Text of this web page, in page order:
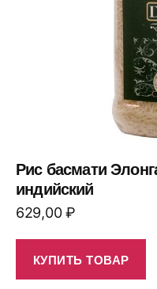
Рис басмати
индийский
629,00₽
КУПИТЬ ТОВАР